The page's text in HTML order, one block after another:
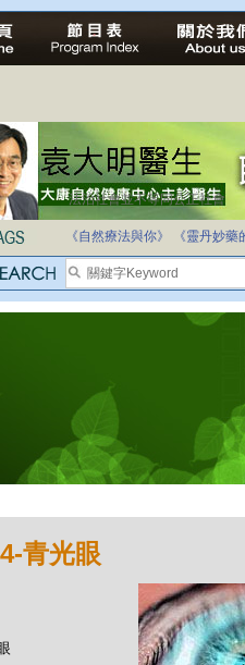
法治社會並不等同公正社會
自家教育合法化-推動多元化教
《自然療法與你》
《靈丹妙藥
青光眼